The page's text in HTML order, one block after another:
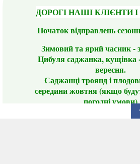
ДОРОГІ НАШІ КЛІЄНТИ
Початок відправлень
Зимовий та ярий часник -
Цибуля саджанка, кущівка
вересня.
Саджанці троянд і
середини жовтня (якщо
погодні умови)
Цього сезону ви будете